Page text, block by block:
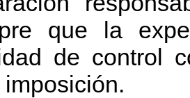
que la
de control